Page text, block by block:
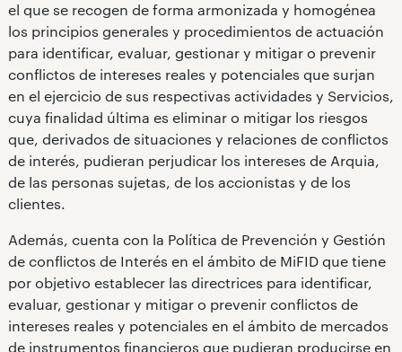
el que se recogen de forma armonizada y homogénea
los principios generales y procedimientos de actuación
para identificar, evaluar, gestionar y mitigar o prevenir
conflictos de intereses reales y potenciales que surjan
en el ejercicio de sus respectivas actividades y Servicios,
cuya finalidad última es eliminar o mitigar los riesgos
que, derivados de situaciones y relaciones de conflictos
de interés, pudieran perjudicar los intereses de Arquia,
de las personas sujetas, de los accionistas y de los
clientes.
Además, cuenta con la Política de Prevención y Gestión
de conflictos de Interés en el ámbito de MiFID que tiene
por objetivo establecer las directrices para identificar,
evaluar, gestionar y mitigar o prevenir conflictos de
intereses reales y potenciales en el ámbito de mercados
de instrumentos financieros que pudieran producirse en